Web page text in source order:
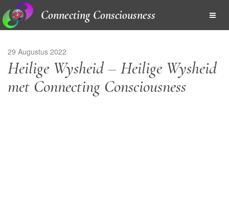
Connecting Consciousness
29 Augustus 2022
Heilige Wysheid – Heilige Wysheid
met Connecting Consciousness